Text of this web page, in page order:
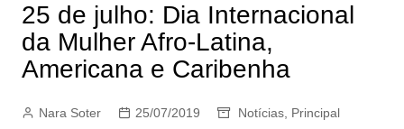
25 de julho: Dia Internacional
da Mulher Afro-Latina,
Americana e Caribenha
Nara Soter 25/07/2019 Notícias, Principal